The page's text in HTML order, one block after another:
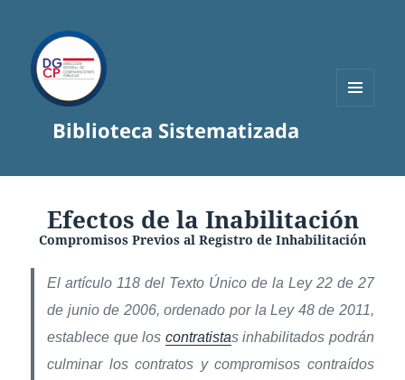
Biblioteca Sistematizada
Efectos de la Inabilitación
Compromisos Previos al Registro de Inhabilitación
El artículo 118 del Texto Único de la Ley 22 de 27
de junio de 2006, ordenado por la Ley 48 de 2011,
establece que los contratistas inhabilitados podrán
culminar los contratos y compromisos contraídos